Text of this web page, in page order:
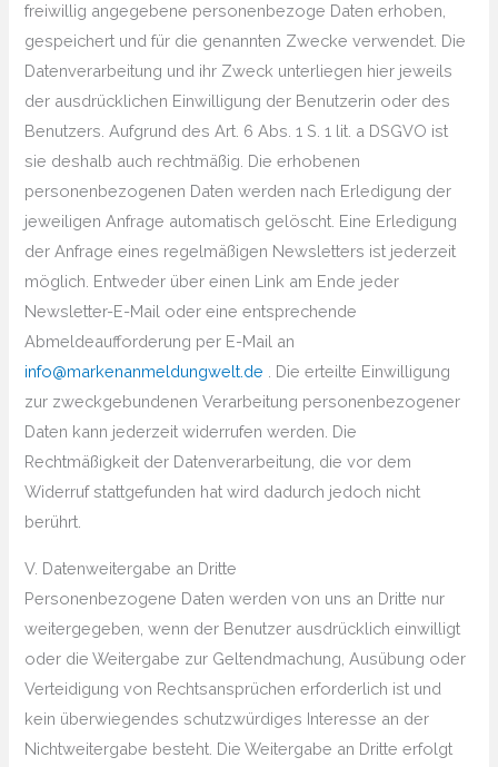
freiwillig angegebene personenbezoge Daten erhoben,
gespeichert und für die genannten Zwecke verwendet. Die
Datenverarbeitung und ihr Zweck unterliegen hier jeweils
der ausdrücklichen Einwilligung der Benutzerin oder des
Benutzers. Aufgrund des Art. 6 Abs. 1 S. 1 lit. a DSGVO ist
sie deshalb auch rechtmäßig. Die erhobenen
personenbezogenen Daten werden nach Erledigung der
jeweiligen Anfrage automatisch gelöscht. Eine Erledigung
der Anfrage eines regelmäßigen Newsletters ist jederzeit
möglich. Entweder über einen Link am Ende jeder
Newsletter-E-Mail oder eine entsprechende
Abmeldeaufforderung per E-Mail an
info@markenanmeldungwelt.de
. Die erteilte Einwilligung
zur zweckgebundenen Verarbeitung personenbezogener
Daten kann jederzeit widerrufen werden. Die
Rechtmäßigkeit der Datenverarbeitung, die vor dem
Widerruf stattgefunden hat wird dadurch jedoch nicht
berührt.
V. Datenweitergabe an Dritte
Personenbezogene Daten werden von uns an Dritte nur
weitergegeben, wenn der Benutzer ausdrücklich einwilligt
oder die Weitergabe zur Geltendmachung, Ausübung oder
Verteidigung von Rechtsansprüchen erforderlich ist und
kein überwiegendes schutzwürdiges Interesse an der
Nichtweitergabe besteht. Die Weitergabe an Dritte erfolgt